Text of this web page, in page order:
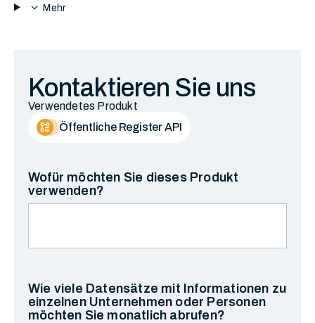
expand_more Mehr
Kontaktieren Sie uns
Verwendetes Produkt
Öffentliche Register API
Wofür möchten Sie dieses Produkt
verwenden?
Wie viele Datensätze mit Informationen zu
einzelnen Unternehmen oder Personen
möchten Sie monatlich abrufen?